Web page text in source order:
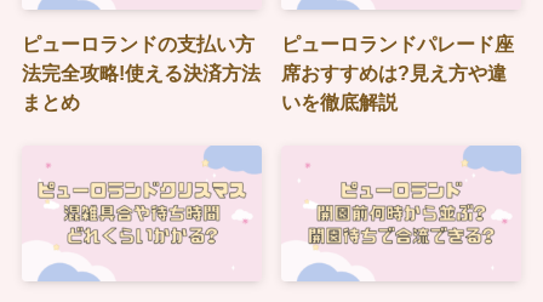
ピューロランドの支払い方
法完全攻略!使える決済方法
まとめ
ピューロランドパレード座
席おすすめは?見え方や違
いを徹底解説